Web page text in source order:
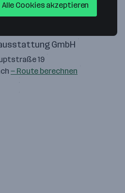
GmbH
19
— Route berechnen
Alle Cookies akzeptieren